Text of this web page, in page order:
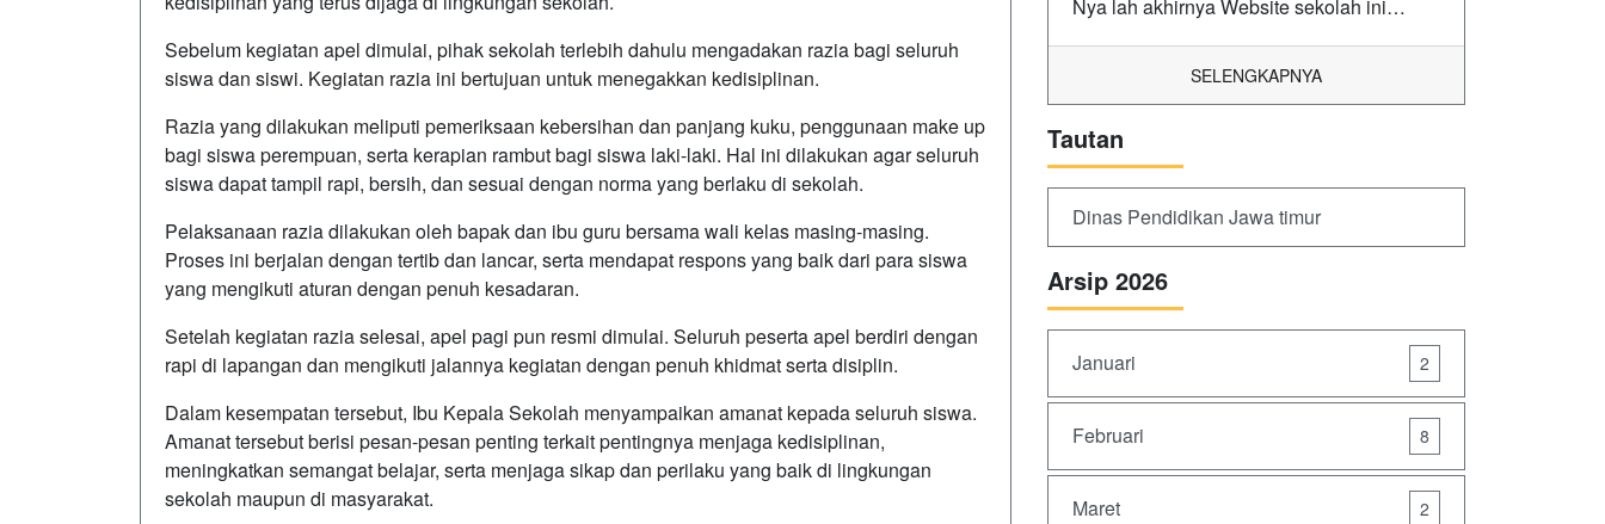
Sebelum kegiatan apel dimulai, pihak sekolah terlebih dahulu mengadakan razia bagi seluruh
siswa dan siswi. Kegiatan razia ini bertujuan untuk menegakkan kedisiplinan.
Razia yang dilakukan meliputi pemeriksaan kebersihan dan panjang kuku, penggunaan make up
bagi siswa perempuan, serta kerapian rambut bagi siswa laki-laki. Hal ini dilakukan agar seluruh
siswa dapat tampil rapi, bersih, dan sesuai dengan norma yang berlaku di sekolah.
Pelaksanaan razia dilakukan oleh bapak dan ibu guru bersama wali kelas masing-masing.
Proses ini berjalan dengan tertib dan lancar, serta mendapat respons yang baik dari para siswa
yang mengikuti aturan dengan penuh kesadaran.
Setelah kegiatan razia selesai, apel pagi pun resmi dimulai. Seluruh peserta apel berdiri dengan
rapi di lapangan dan mengikuti jalannya kegiatan dengan penuh khidmat serta disiplin.
Dalam kesempatan tersebut, Ibu Kepala Sekolah menyampaikan amanat kepada seluruh siswa.
Amanat tersebut berisi pesan-pesan penting terkait pentingnya menjaga kedisiplinan,
meningkatkan semangat belajar, serta menjaga sikap dan perilaku yang baik di lingkungan
sekolah maupun di masyarakat.
Nya lah akhirnya Website sekolah ini…
SELENGKAPNYA
Tautan
Dinas Pendidikan Jawa timur
Arsip 2026
Januari 2
Februari 8
Maret 2